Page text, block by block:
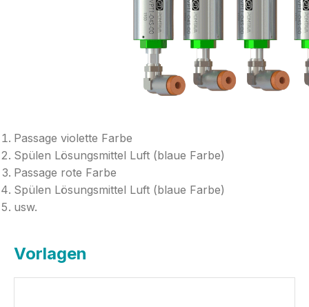
Passage violette Farbe
Spülen Lösungsmittel Luft (blaue Farbe)
Passage rote Farbe
Spülen Lösungsmittel Luft (blaue Farbe)
usw.
Vorlagen